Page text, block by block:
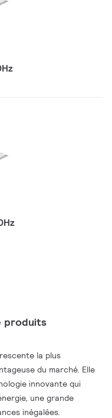
produits
la plus
du marché. Elle
innovante qui
une grande
inégalées.